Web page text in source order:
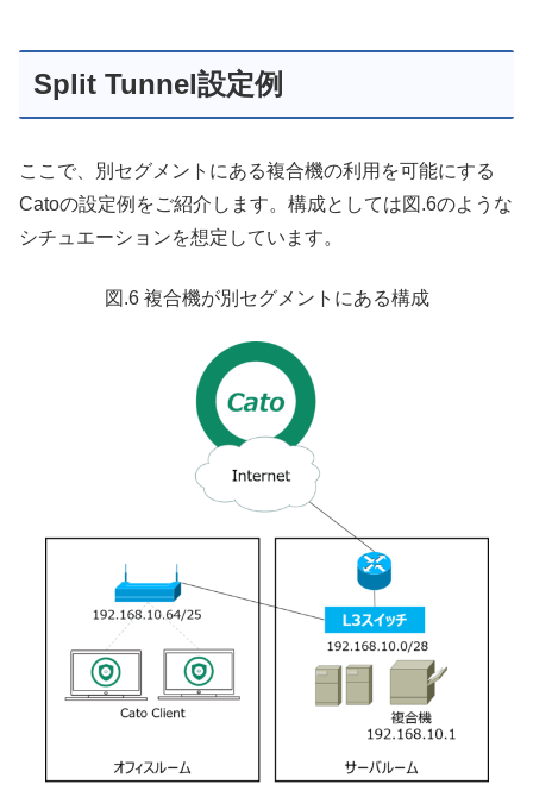
Split Tunnel設定例
ここで、別セグメントにある複合機の利用を可能にする
Catoの設定例をご紹介します。構成としては図.6のような
シチュエーションを想定しています。
図.6 複合機が別セグメントにある構成